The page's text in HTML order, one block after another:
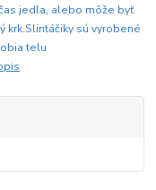
jedla, alebo môže byť
krk.Slintáčiky sú vyrobené
telu